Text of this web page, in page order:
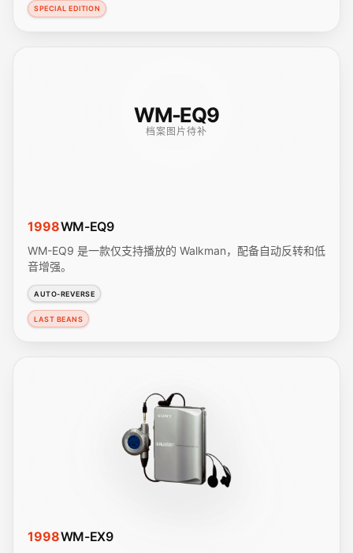
SPECIAL EDITION
WM-EQ9
档案图片待补
1998WM-EQ9
WM-EQ9 是一款仅支持播放的 Walkman，配备自动反转和低
音增强。
AUTO-REVERSE
LAST BEANS
1998WM-EX9